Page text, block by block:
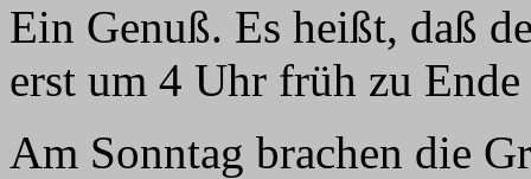
Ein Genuß. Es heißt, daß
erst um 4 Uhr früh zu Ende
Am Sonntag brachen die